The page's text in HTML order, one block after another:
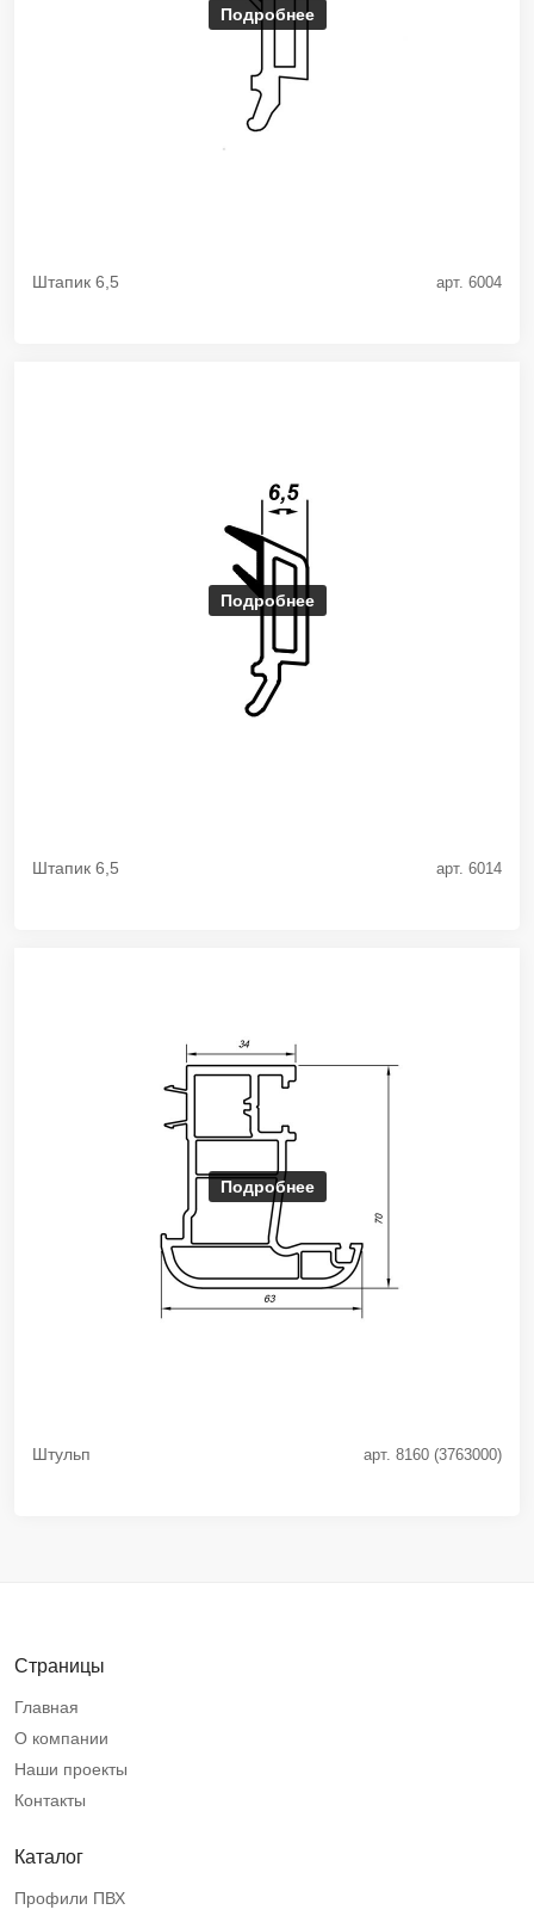
Подробнее
Штапик 6,5 арт. 6004
Подробнее
Штапик 6,5 арт. 6014
Подробнее
Штульп арт. 8160 (3763000)
Страницы
Главная
О компании
Наши проекты
Контакты
Каталог
Профили ПВХ